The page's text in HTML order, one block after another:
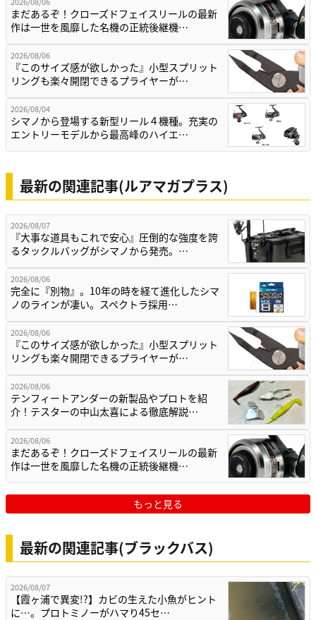
まだあるぞ！クローズドフェイスリールの最新
作は一世を風靡した名機の正統後継機…
2026/08/06
『このサイズ感が欲しかった』小型スプリット
リングも楽々開閉できるプライヤーが…
2026/08/04
シマノから登場する新型リール４機種。充実の
エントリーモデルから最高峰のハイエ…
最新の関連記事(ルアマガプラス)
2026/08/07
『大事な道具もこれで安心』圧倒的な強度を誇
るタックルバッグがシマノから発売。…
2026/08/06
完全に『別物』。10年の時を経て進化したシマ
ノのラインが凄い。スペクトラ採用…
2026/08/06
『このサイズ感が欲しかった』小型スプリット
リングも楽々開閉できるプライヤーが…
2026/08/06
テンフィートアンダーの新製品やプロトを紹
介！テスターの中山太喜による徹底解説…
2026/08/06
まだあるぞ！クローズドフェイスリールの最新
作は一世を風靡した名機の正統後継機…
もっと見る
最新の関連記事(ブラックバス)
2026/08/07
【霞ヶ浦で異変!?】カビの生えた小魚がヒント
に…。プロトミノーがハマり45セ…